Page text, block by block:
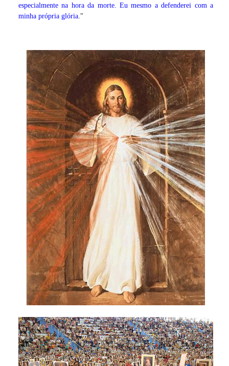
especialmente na hora da morte. Eu mesmo a defenderei com a
minha própria glória."